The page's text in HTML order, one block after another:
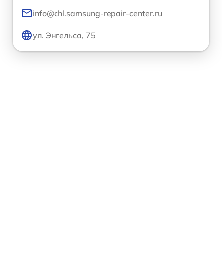
info@chl.samsung-repair-center.ru
ул. Энгельса, 75